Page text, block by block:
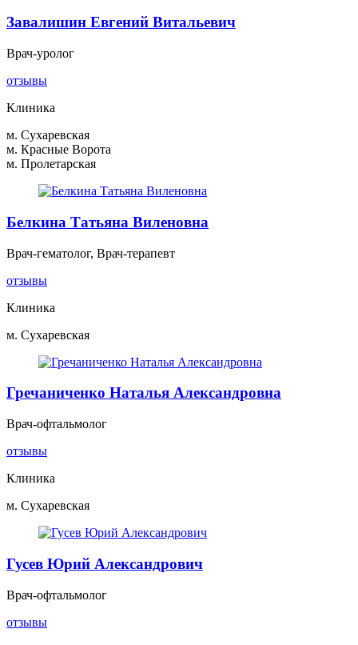
Завалишин Евгений Витальевич
Врач-уролог
отзывы
Клиника
м. Сухаревская
м. Красные Ворота
м. Пролетарская
Белкина Татьяна Виленовна
Врач-гематолог, Врач-терапевт
отзывы
Клиника
м. Сухаревская
Гречаниченко Наталья Александровна
Врач-офтальмолог
отзывы
Клиника
м. Сухаревская
Гусев Юрий Александрович
Врач-офтальмолог
отзывы